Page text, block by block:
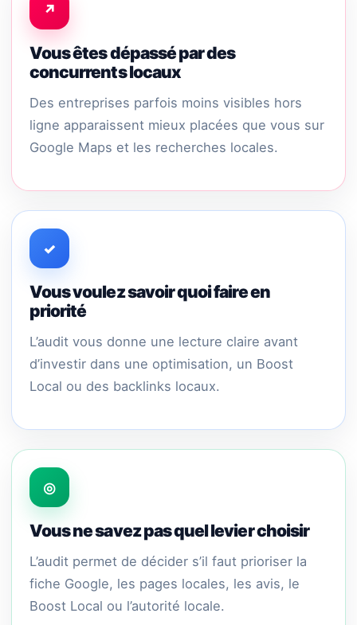
↗
Vous êtes dépassé par des
concurrents locaux
Des entreprises parfois moins visibles hors
ligne apparaissent mieux placées que vous sur
Google Maps et les recherches locales.
✓
Vous voulez savoir quoi faire en
priorité
L’audit vous donne une lecture claire avant
d’investir dans une optimisation, un Boost
Local ou des backlinks locaux.
◎
Vous ne savez pas quel levier choisir
L’audit permet de décider s’il faut prioriser la
fiche Google, les pages locales, les avis, le
Boost Local ou l’autorité locale.